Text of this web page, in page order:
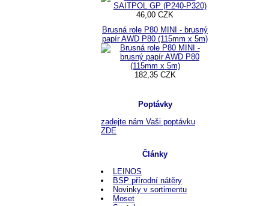
46,00 CZK
Brusná role P80 MINI - brusný
papír AWD P80 (115mm x 5m)
182,35 CZK
Poptávky
zadejte nám Vaši poptávku
ZDE
Články
LEINOS
BSP přírodní nátěry
Novinky v sortimentu
Moset